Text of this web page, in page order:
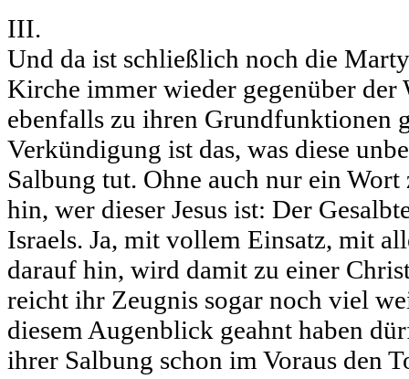
III.
Und da ist schließlich noch die
Kirche immer wieder gegenüber der
ebenfalls zu ihren Grundfunktionen
Verkündigung ist das, was diese
Salbung tut. Ohne auch nur ein
hin, wer dieser Jesus ist: Der
Israels. Ja, mit vollem Einsatz, mit
darauf hin, wird damit zu einer
reicht ihr Zeugnis sogar noch viel
diesem Augenblick geahnt haben
ihrer Salbung schon im Voraus den